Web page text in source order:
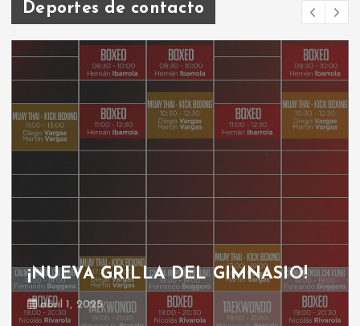
Deportes de contacto
¡NUEVA GRILLA DEL GIMNASIO!
abril 1, 2025